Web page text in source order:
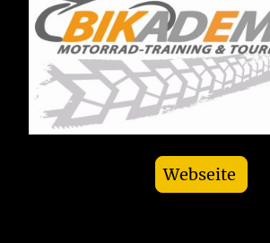
Webseite